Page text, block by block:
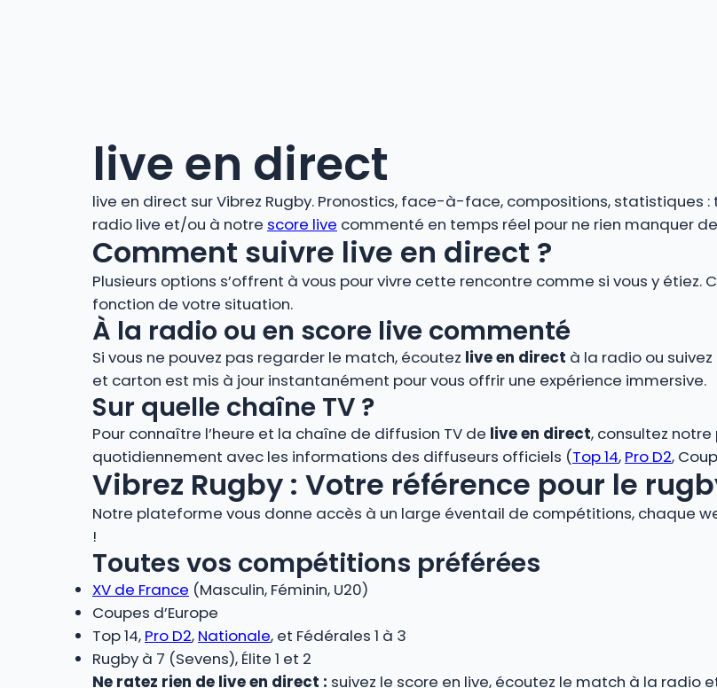
live en direct
live en direct sur Vibrez Rugby. Pronostics, face-à-face, compositions, statistiques
radio live et/ou à notre score live commenté en temps réel pour ne rien manquer
Comment suivre live en direct ?
Plusieurs options s’offrent à vous pour vivre cette rencontre comme si vous y étiez.
fonction de votre situation.
À la radio ou en score live commenté
Si vous ne pouvez pas regarder le match, écoutez live en direct à la radio ou
et carton est mis à jour instantanément pour vous offrir une expérience immersive.
Sur quelle chaîne TV ?
Pour connaître l’heure et la chaîne de diffusion TV de live en direct, consultez
quotidiennement avec les informations des diffuseurs officiels (Top 14, Pro D2,
Vibrez Rugby : Votre référence pour le
Notre plateforme vous donne accès à un large éventail de compétitions, chaque
!
Toutes vos compétitions préférées
XV de France (Masculin, Féminin, U20)
Coupes d’Europe
Top 14, Pro D2, Nationale, et Fédérales 1 à 3
Rugby à 7 (Sevens), Élite 1 et 2
Ne ratez rien de live en direct : suivez le score en live, écoutez le match à la radio